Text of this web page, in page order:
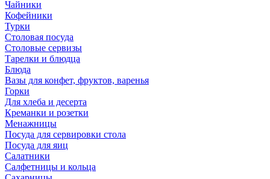
Чайники
Кофейники
Турки
Столовая посуда
Столовые сервизы
Тарелки и блюдца
Блюда
Вазы для конфет, фруктов, варенья
Горки
Для хлеба и десерта
Креманки и розетки
Менажницы
Посуда для сервировки стола
Посуда для яиц
Салатники
Салфетницы и кольца